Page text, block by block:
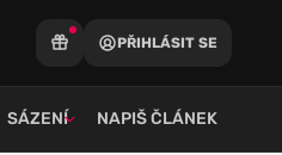
PŘIHLÁSIT SE
SÁZENÍ NAPIŠ ČLÁNEK